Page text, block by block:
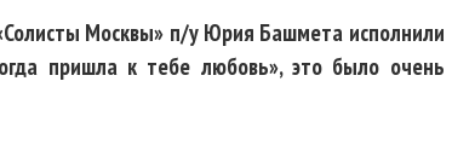
Москвы» п/у Юрия Башмета исполнили
пришла к тебе любовь», это было очень